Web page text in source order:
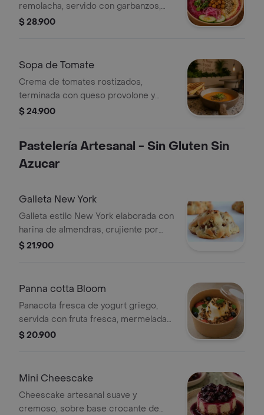
remolacha, servido con garbanzos,
pepino, cebolla encurtida, semillas
$ 28.900
Sopa de Tomate
Crema de tomates rostizados,
terminada con queso provolone y
aguacate fresco.
$ 24.900
Pastelería Artesanal - Sin Gluten Sin
Azucar
Galleta New York
Galleta estilo New York elaborada con
harina de almendras, crujiente por
fuera, de centro suave y rellena con
$ 21.900
Panna cotta Bloom
Panacota fresca de yogurt griego,
servida con fruta fresca, mermelada
hecha en casa y granola artesanal
$ 20.900
Mini Cheescake
Cheescake artesanal suave y
cremoso, sobre base crocante de